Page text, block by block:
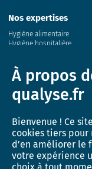
À propos
qualyse.fr
Bienvenue ! Ce
cookies tiers
d’en améliorer le
votre expérience
Nos expertises
Hygiène alimentaire
Hygiène hospitalière
Sol
Conchyliculture
Milieu marin
Santé animale et génétique
Innovation
Recherche et
Activité de recherche
L’incubateur QUALYSE